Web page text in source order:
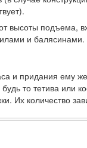
высоты подъема,
и балясинами.
и придания ему
то тетива или
Их количество